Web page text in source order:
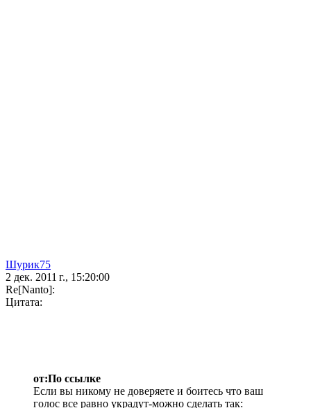
Шурик75
2 дек. 2011 г., 15:20:00
Re[Nanto]:
Цитата:
от:По ссылке
Если вы никому не доверяете и боитесь что ваш
голос все равно украдут-можно сделать так: